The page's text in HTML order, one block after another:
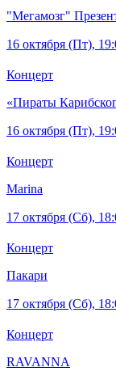
"Мегамозг"
16 октября (Пт),
Концерт
«Пираты
16 октября (Пт),
Концерт
Marina
17 октября (Сб),
Концерт
Пакари
17 октября (Сб),
Концерт
RAVANNA